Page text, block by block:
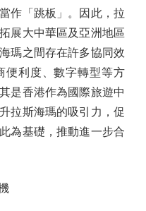
作「跳板」。因此，拉
展大中華區及亞洲地區
瑪之間存在許多協同效
便利度、數字轉型等方
是香港作為國際旅遊中
拉斯海瑪的吸引力，促
為基礎，推動進一步合